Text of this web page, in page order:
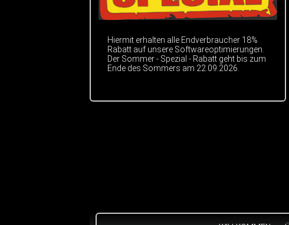
Hiermit erhalten alle Endverbraucher 18%
Rabatt auf unsere Softwareoptimierungen.
Der Sommer - Spezial - Rabatt geht bis zum
Ende des Sommers am 22.09.2026.